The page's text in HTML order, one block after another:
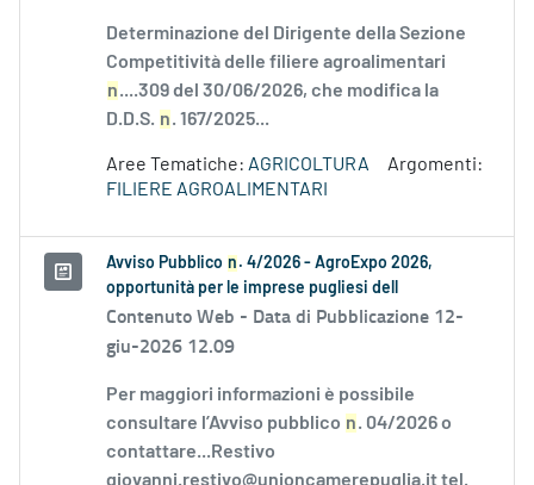
Determinazione del Dirigente della Sezione
Competitività delle filiere agroalimentari
n....309 del 30/06/2026, che modifica la
D.D.S. n. 167/2025...
Aree Tematiche: AGRICOLTURA
Argomenti:
FILIERE AGROALIMENTARI
Avviso Pubblico n . 4/2026 - AgroExpo 2026,
opportunità per le imprese pugliesi dell
Contenuto Web - Data di Pubblicazione 12-
giu-2026 12.09
Per maggiori informazioni è possibile
consultare l’Avviso pubblico n. 04/2026 o
contattare...Restivo
giovanni.restivo@unioncamerepuglia.it tel.